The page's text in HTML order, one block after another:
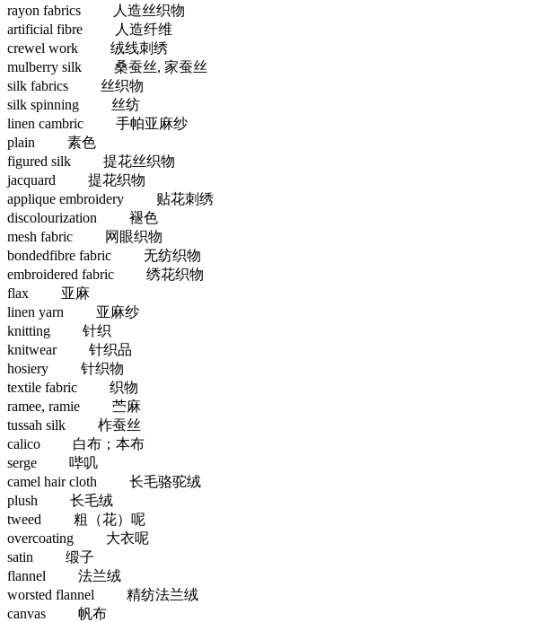
rayon fabrics 人造丝织物
artificial fibre 人造纤维
crewel work 绒线刺绣
mulberry silk 桑蚕丝, 家蚕丝
silk fabrics 丝织物
silk spinning 丝纺
linen cambric 手帕亚麻纱
plain 素色
figured silk 提花丝织物
jacquard 提花织物
applique embroidery 贴花刺绣
discolourization 褪色
mesh fabric 网眼织物
bondedfibre fabric 无纺织物
embroidered fabric 绣花织物
flax 亚麻
linen yarn 亚麻纱
knitting 针织
knitwear 针织品
hosiery 针织物
textile fabric 织物
ramee, ramie 苎麻
tussah silk 柞蚕丝
calico 白布；本布
serge 哔叽
camel hair cloth 长毛骆驼绒
plush 长毛绒
tweed 粗（花）呢
overcoating 大衣呢
satin 缎子
flannel 法兰绒
worsted flannel 精纺法兰绒
canvas 帆布